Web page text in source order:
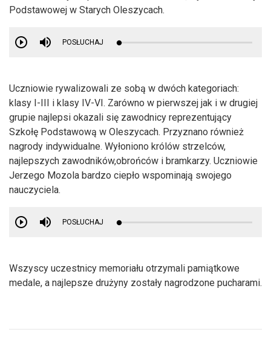
Podstawowej w Starych Oleszycach.
POSŁUCHAJ
Uczniowie rywalizowali ze sobą w dwóch kategoriach:
klasy I-III i klasy IV-VI. Zarówno w pierwszej jak i w drugiej
grupie najlepsi okazali się zawodnicy reprezentujący
Szkołę Podstawową w Oleszycach. Przyznano również
nagrody indywidualne. Wyłoniono królów strzelców,
najlepszych zawodników,obrońców i bramkarzy. Uczniowie
Jerzego Mozola bardzo ciepło wspominają swojego
nauczyciela.
POSŁUCHAJ
Wszyscy uczestnicy memoriału otrzymali pamiątkowe
medale, a najlepsze drużyny zostały nagrodzone pucharami.